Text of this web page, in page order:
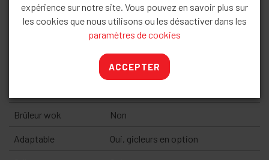
Nombre de foyers 4 : 4 brûleurs gaz
Four à air brassé
57 litres
Brûleur wok Non
Adaptable Oui, gicleurs en option
expérience sur notre site. Vous pouvez en savoir plus sur
les cookies que nous utilisons ou les désactiver dans les
paramètres de cookies
ACCEPTER